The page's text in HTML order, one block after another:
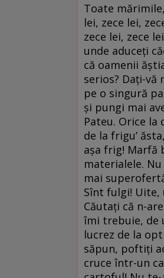
Toate
lei, zece lei,
zece lei, zece
unde aduceţi
că oamenii
serios? Daţi-
pe o singură
şi pungi mai
Pateu. Orice la
de la frigu’
aşa frig! Marfă
materialele.
mai
Sînt fulgi! Uite,
Căutaţi că n-
îmi trebuie, de
lucrez de la
săpun, poftiţi
cruce într-un